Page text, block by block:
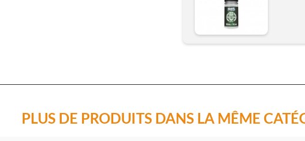
PLUS DE PRODUITS DANS LA MÊME